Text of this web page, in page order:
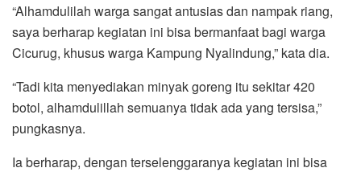
“Alhamdulilah warga sangat antusias dan nampak riang,
saya berharap kegiatan ini bisa bermanfaat bagi warga
Cicurug, khusus warga Kampung Nyalindung,” kata dia.
“Tadi kita menyediakan minyak goreng itu sekitar 420
botol, alhamdulillah semuanya tidak ada yang tersisa,”
pungkasnya.
Ia berharap, dengan terselenggaranya kegiatan ini bisa